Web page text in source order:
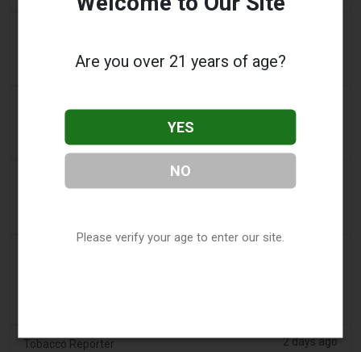
Zu viele Vape-Shops in der Einkaufsstraße,
behaupten Shopper
Dentsu gewinnt SA's Konto für Tabakentwöhnung
und Vaping-Kontrolle - AdNews
Tobacco Reporter 2 days ago
Are you over 21 years of age?
YES
NO
Please verify your age to enter our site.